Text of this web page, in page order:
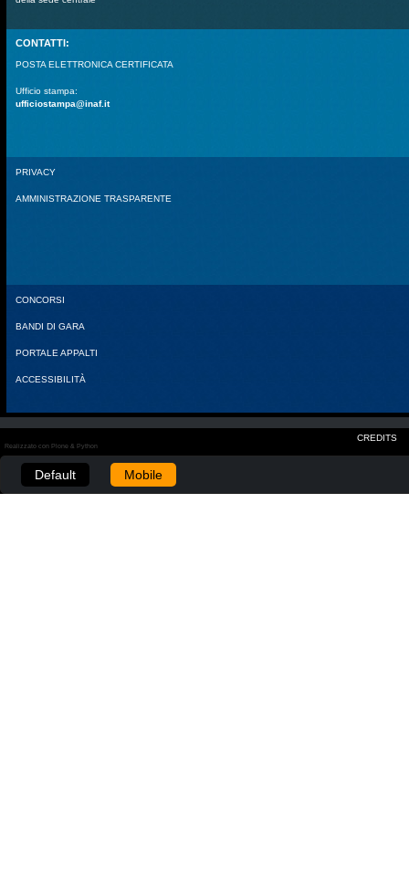
CONTATTI:
POSTA ELETTRONICA CERTIFICATA
Ufficio stampa:
ufficiostampa@inaf.it
PRIVACY
AMMINISTRAZIONE TRASPARENTE
CONCORSI
BANDI DI GARA
PORTALE APPALTI
ACCESSIBILITÀ
CREDITS
Realizzato con Plone & Python
Default Mobile